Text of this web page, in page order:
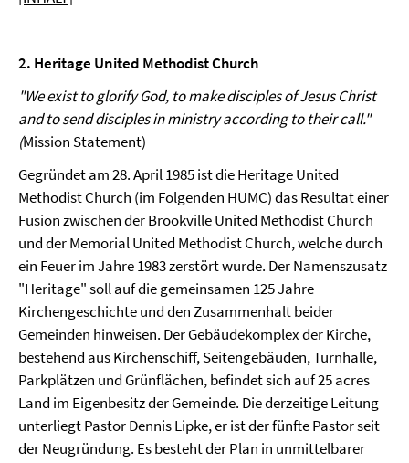
2. Heritage United Methodist Church
"We exist to glorify God, to make disciples of Jesus Christ
and to send disciples in ministry according to their call."
(Mission Statement)
Gegründet am 28. April 1985 ist die Heritage United
Methodist Church (im Folgenden HUMC) das Resultat einer
Fusion zwischen der Brookville United Methodist Church
und der Memorial United Methodist Church, welche durch
ein Feuer im Jahre 1983 zerstört wurde. Der Namenszusatz
"Heritage" soll auf die gemeinsamen 125 Jahre
Kirchengeschichte und den Zusammenhalt beider
Gemeinden hinweisen. Der Gebäudekomplex der Kirche,
bestehend aus Kirchenschiff, Seitengebäuden, Turnhalle,
Parkplätzen und Grünflächen, befindet sich auf 25 acres
Land im Eigenbesitz der Gemeinde. Die derzeitige Leitung
unterliegt Pastor Dennis Lipke, er ist der fünfte Pastor seit
der Neugründung. Es besteht der Plan in unmittelbarer